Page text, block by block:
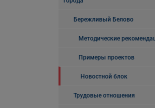
Бережливый Белово
Методические
Примеры проектов
Новостной блок
Трудовые отношения